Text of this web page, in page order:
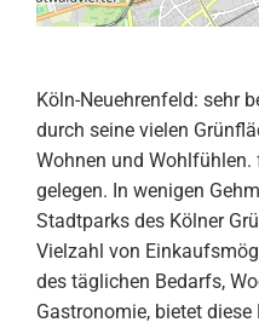
Köln-Neuehrenfeld: sehr
durch seine vielen
Wohnen und
gelegen. In wenigen
Stadtparks des Kölner
Vielzahl von
des täglichen Bedarfs,
Gastronomie, bietet